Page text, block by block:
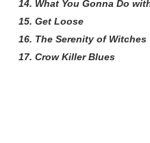
14. What You Gonna Do
15. Get Loose
16. The Serenity of Witches
17. Crow Killer Blues